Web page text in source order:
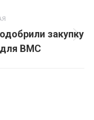
закупку
для ВМС